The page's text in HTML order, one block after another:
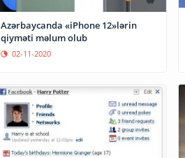
Azərbaycanda «iPhone 12»lərin
qiyməti məlum olub
02-11-2020